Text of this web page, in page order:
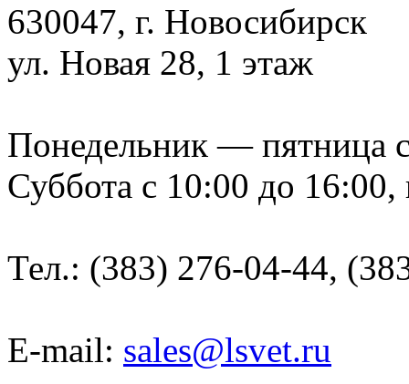
630047, г. Новосибирск
ул. Новая 28, 1 этаж
Понедельник — пятница
Суббота с 10:00 до
Тел.: (383) 276-04-44,
E-mail: sales@lsvet.ru